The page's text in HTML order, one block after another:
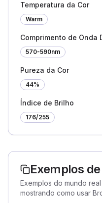
Temperatura da Cor
Warm
Comprimento de Onda
570-590nm
Pureza da Cor
44%
Índice de Brilho
176/255
Exemplos
Exemplos do mundo
mostrando como usar